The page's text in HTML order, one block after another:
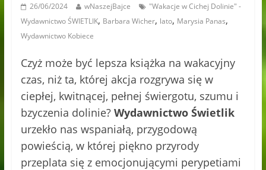
26/06/2024 wNaszejBajce
"Wakacje w Cichej Dolinie" -
Wydawnictwo ŚWIETLIK, Barbara Wicher, lato, Marysia Panas,
Wydawnictwo Kobiece
Czyż może być lepsza książka na wakacyjny
czas, niż ta, której akcja rozgrywa się w
ciepłej, kwitnącej, pełnej świergotu, szumu i
bzyczenia dolinie? Wydawnictwo Świetlik
urzekło nas wspaniałą, przygodową
powieścią, w której piękno przyrody
przeplata się z emocjonującymi perypetiami